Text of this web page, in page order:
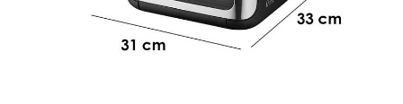
Klimaanlagen – Klimageräte
Knetmaschinen